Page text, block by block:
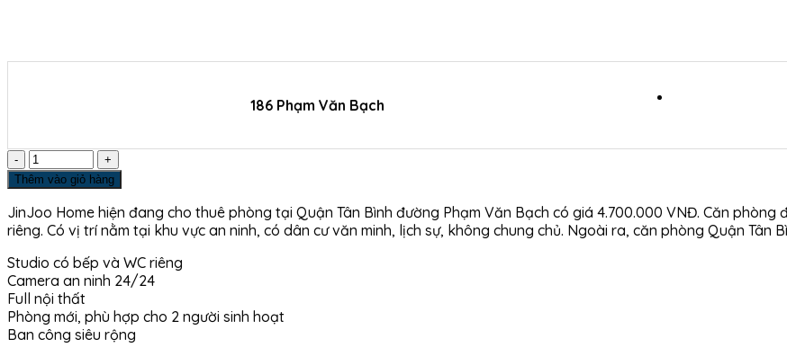
186 Phạm Văn Bạch
Số
lượng
Thêm vào giỏ hàng
JinJoo Home hiện đang cho thuê phòng tại Quận Tân Bình đường Phạm Văn Bạch có giá 4.700.000 VNĐ. Căn
riêng. Có vị trí nằm tại khu vực an ninh, có dân cư văn minh, lịch sự, không chung chủ. Ngoài ra, căn phòng Quận Tân
Studio có bếp và WC riêng
Camera an ninh 24/24
Full nội thất
Phòng mới, phù hợp cho 2 người sinh hoạt
Ban công siêu rộng